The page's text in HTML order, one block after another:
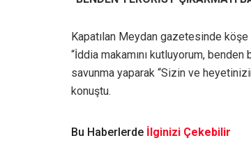
Kapatılan Meydan gazetesinde
“İddia makamını kutluyorum, benden
savunma yaparak “Sizin ve
konuştu.
Bu Haberlerde İlginizi Çekebilir